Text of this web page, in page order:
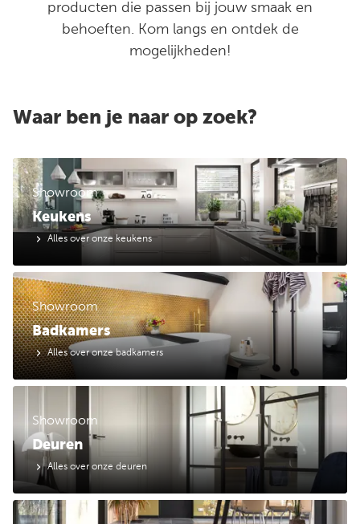
producten die passen bij jouw smaak en
behoeften. Kom langs en ontdek de
mogelijkheden!
Waar ben je naar op zoek?
Keukens
Showroom
Alles over onze keukens
Badkamers
Showroom
Alles over onze badkamers
Deuren
Showroom
Alles over onze deuren